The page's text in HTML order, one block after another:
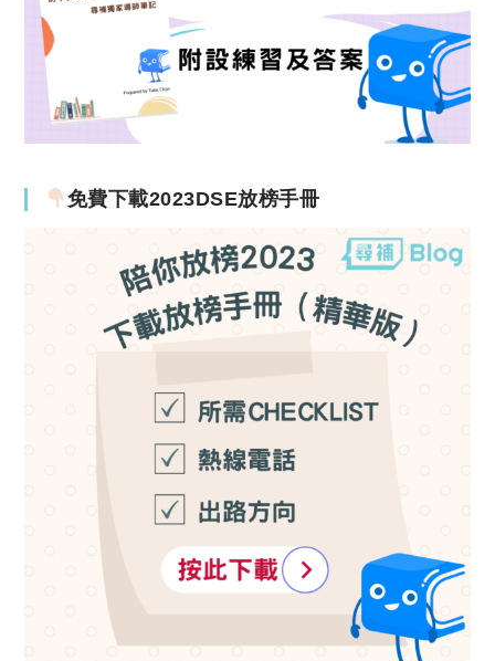
免費下載2023DSE放榜手冊